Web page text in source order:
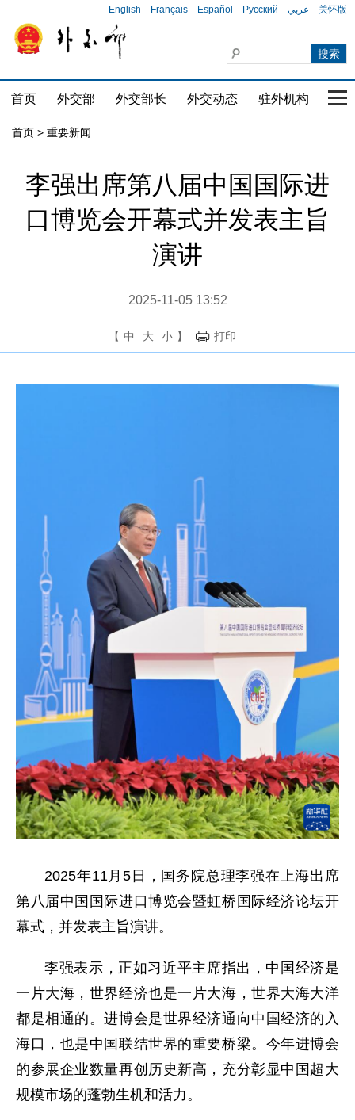
English Français Español Русский عربي 关怀版
首页 外交部 外交部长 外交动态 驻外机构 国
首页 > 重要新闻
李强出席第八届中国国际进
口博览会开幕式并发表主旨
演讲
2025-11-05 13:52
【 中 大 小 】 打印
2025年11月5日，国务院总理李强在上海出席
第八届中国国际进口博览会暨虹桥国际经济论坛开
幕式，并发表主旨演讲。
李强表示，正如习近平主席指出，中国经济是
一片大海，世界经济也是一片大海，世界大海大洋
都是相通的。进博会是世界经济通向中国经济的入
海口，也是中国联结世界的重要桥梁。今年进博会
的参展企业数量再创历史新高，充分彰显中国超大
规模市场的蓬勃生机和活力。